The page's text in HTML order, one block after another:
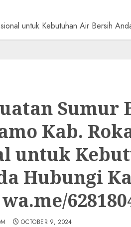
untuk Kebutuhan Air Bersih
Sumur
Kab.
untuk
Hubungi
OCTOBER 9, 2024